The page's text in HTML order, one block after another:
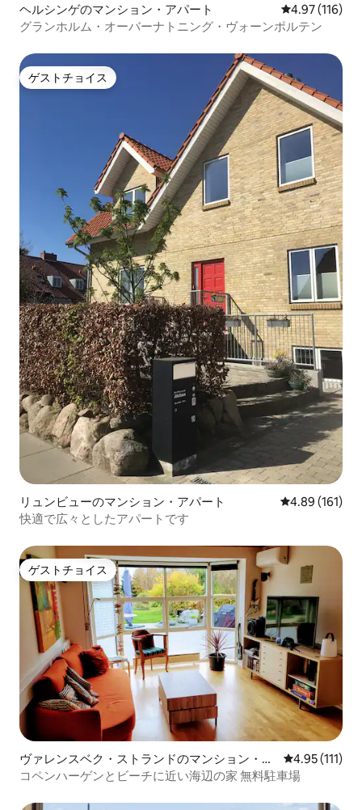
ヘルシンゲのマンション・アパート レビュー116
4.97 (116)
グランホルム・オーバーナトニング・ヴォーンポルテン
ゲストチョイス
ゲストチョイス
リュンビューのマンション・アパート レビュー161
4.89 (161)
快適で広々としたアパートです
ゲストチョイス
ゲストチョイス
ヴァレンスベク・ストランドのマンション・ア
パート
レビュー111
4.95 (111)
コペンハーゲンとビーチに近い海辺の家 無料駐車場